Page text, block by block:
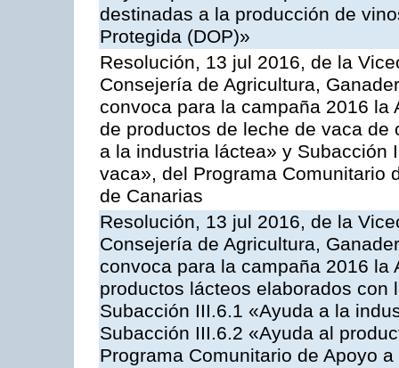
destinadas a la producción de
Protegida (DOP)»
Resolución, 13 jul 2016, de la
Consejería de Agricultura,
convoca para la campaña 2016
de productos de leche de vaca
a la industria láctea» y Subacción
vaca», del Programa Comunitario
de Canarias
Resolución, 13 jul 2016, de la
Consejería de Agricultura,
convoca para la campaña 2016
productos lácteos elaborados
Subacción III.6.1 «Ayuda a la
Subacción III.6.2 «Ayuda al
Programa Comunitario de Apoyo